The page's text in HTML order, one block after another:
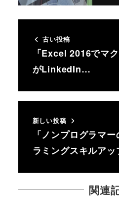
古い投稿
「Excel 2016でマ
がLinkedIn…
新しい投稿
「ノンプログラマ
ラミングスキルア
関連